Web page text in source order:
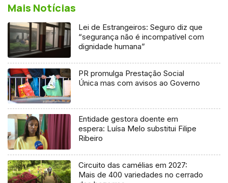
Mais Notícias
Lei de Estrangeiros: Seguro diz que
“segurança não é incompatível com
dignidade humana”
PR promulga Prestação Social
Única mas com avisos ao Governo
Entidade gestora doente em
espera: Luísa Melo substitui Filipe
Ribeiro
Circuito das camélias em 2027:
Mais de 400 variedades no cerrado